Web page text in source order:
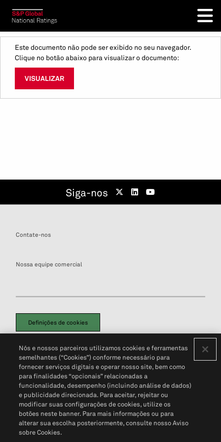
Este documento não pode ser exibido no seu navegador.
Clique no botão abaixo para visualizar o documento:
VISUALIZAR
Siga-nos
Contate-nos
Nossa equipe comercial
Definições de cookies
Política de PrivacidadePortal de privacidade do cliente (em inglês)
Não Venda Minhas Informações Pessoais© 2026 S&P Global
Nós e nossos parceiros utilizamos cookies e ferramentas
semelhantes (“Cookies”) conforme necessário para
fornecer serviços digitais e operar nosso site, bem como
para finalidades “opcionais” relacionadas a
funcionalidade, desempenho (incluindo análise de dados)
e publicidade direcionada. Para aceitar, rejeitar ou
modificar suas configurações de cookies, utilize os
botões neste banner. Para mais informações ou para
alterar sua escolha posteriormente, consulte nosso Aviso
sobre Cookies.